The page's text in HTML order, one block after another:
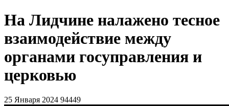
На Лидчине налажено тесное
взаимодействие между
органами госуправления и
церковью
25 Января 2024 94449